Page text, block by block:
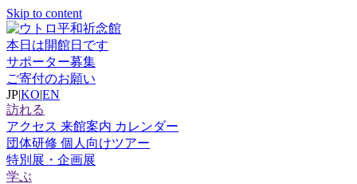
Skip to content
本日は開館日です
サポーター募集
ご寄付のお願い
JP|KO|EN
訪れる
アクセス 来館案内 カレンダー
団体研修 個人向けツアー
特別展・企画展
学ぶ